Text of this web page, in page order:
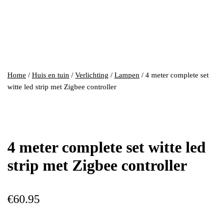
Home / Huis en tuin / Verlichting / Lampen / 4 meter complete set
witte led strip met Zigbee controller
4 meter complete set witte led
strip met Zigbee controller
€60.95